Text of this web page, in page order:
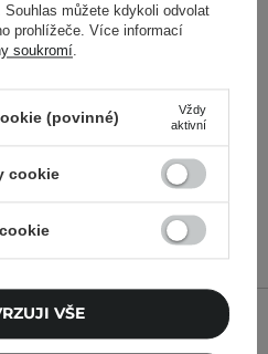
The Ordinary - Azelaic
Acid Suspension 10% -
Lehká emulze s kyselinou
můžete kdykoli odvolat
prohlížeče. Více informací
soukromí
(povinné)
Vždy
aktivní
cookie
VŠE